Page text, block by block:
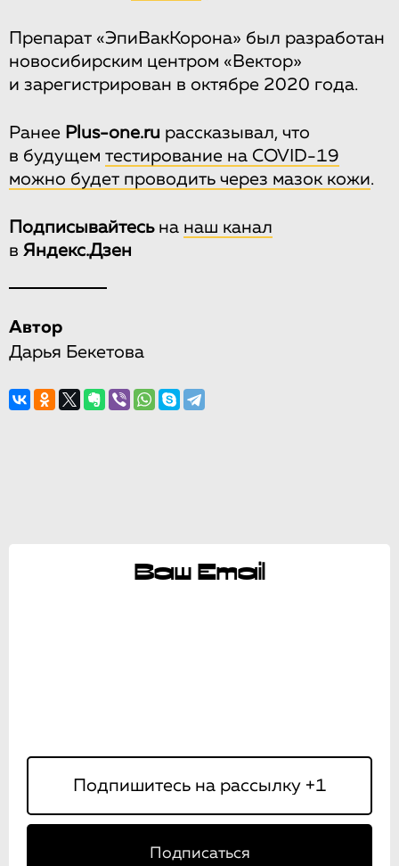
Препарат «ЭпиВакКорона» был разработан
новосибирским центром «Вектор»
и зарегистрирован в октябре 2020 года.
Ранее Plus-one.ru рассказывал, что
в будущем тестирование на COVID-19
можно будет проводить через мазок кожи.
Подписывайтесьна наш канал
в Яндекс.Дзен
Автор
Дарья Бекетова
Ваш Email
Подписаться